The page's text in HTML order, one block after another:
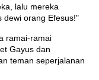
lalu mereka
dewi orang Efesus!"
ramai-ramai
Gayus dan
teman seperjalanan